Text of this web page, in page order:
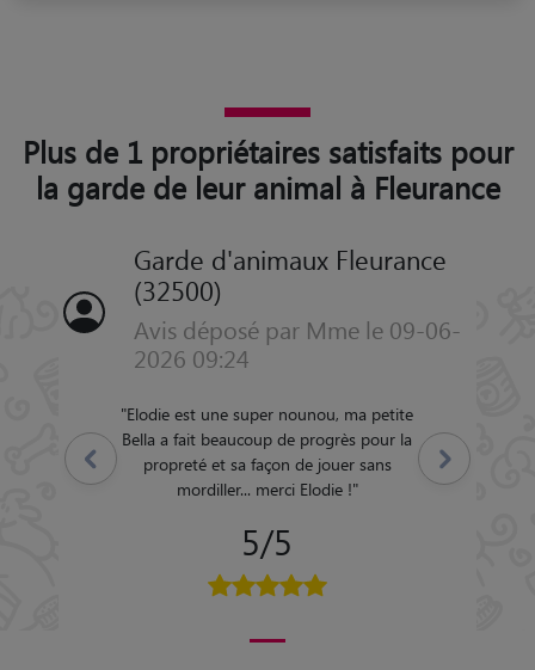
Plus de 1 propriétaires satisfaits pour
la garde de leur animal à Fleurance
Garde d'animaux Fleurance
(32500)
Avis déposé par Mme le 09-06-
2026 09:24
"Elodie est une super nounou, ma petite
Bella a fait beaucoup de progrès pour la
propreté et sa façon de jouer sans
mordiller... merci Elodie !"
5/5
Précédent Suivant